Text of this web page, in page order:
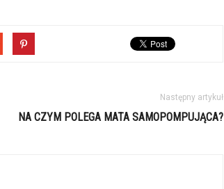
Następny artykuł
NA CZYM POLEGA MATA SAMOPOMPUJĄCA?